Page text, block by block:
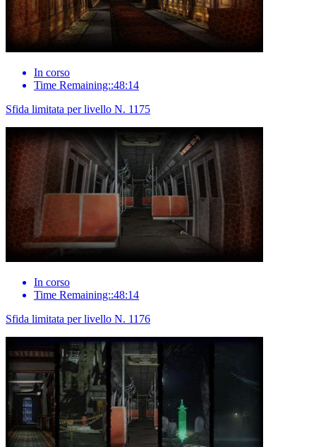
In corso
Time Remaining::48:14
Sfida limitata per livello N. 1175
In corso
Time Remaining::48:14
Sfida limitata per livello N. 1176